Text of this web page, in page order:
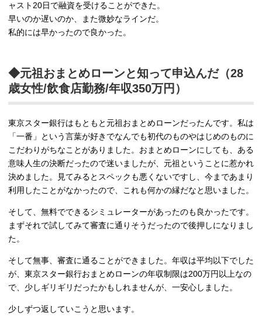
ャスト20日で融資を受けることができた。
早いのか遅いのか、また微妙なラインだ。
私的には早かったので良かった。
◆元祖おまとめローンと知って申込んだ（28
歳女性/飲食店勤務/年収350万円）
東京スター銀行はもともと元祖おまとめローンだったんです。私は
「一番」という言葉が好きでなんでも初代のものやはじめのものに
こだわりがちなことがありました。おまとめローンにしても、ある
意味人生の決断だったので迷いましたが、元祖ということに惹かれ
決めました。見てみるとスペックも悪くないですし、今まであまり
利用したことがなかったので、これも何かの縁だなと思いました。
そして、無料でできるシミュレーターがあったのも良かったです。
まずそれで試してみて審査に通りそうだったので後押しになりまし
た。
そして無事、審査に通ることができました。年収は平均以下でした
が、東京スター銀行おまとめローンの年収制限は200万円以上なの
で、少しギリギリだったかもしれませんが、一安心しました。
少しずつ返していこうと思います。